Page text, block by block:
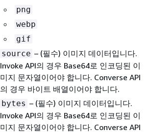
png
webp
gif
source – (필수) 이미지 데이터입니다.
Invoke API의 경우 Base64로 인코딩된 이
미지 문자열이어야 합니다. Converse API
의 경우 바이트 배열이어야 합니다.
bytes – (필수) 이미지 데이터입니다.
Invoke API의 경우 Base64로 인코딩된 이
미지 문자열이어야 합니다. Converse API